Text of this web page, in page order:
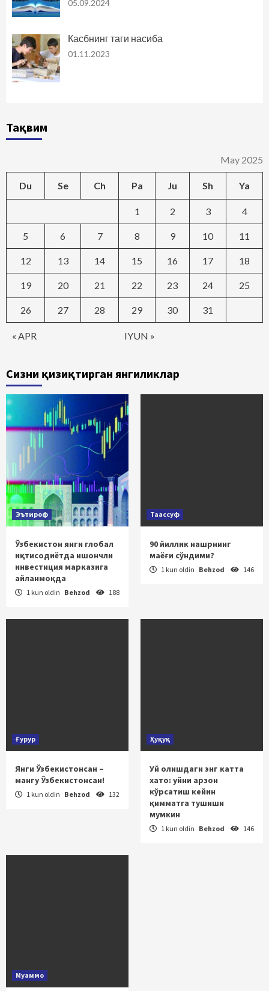
05.09.2024
Касбнинг таги насиба
01.11.2023
Тақвим
May 2025
Du Se Ch Pa Ju Sh Ya
« APR IYUN »
1 2 3 4
5 6 7 8 9 10 11
12 13 14 15 16 17 18
19 20 21 22 23 24 25
26 27 28 29 30 31
Сизни қизиқтирган янгиликлар
Эътироф
Ўзбекистон янги глобал
иқтисодиётда ишончли
инвестиция марказига
айланмоқда
1 kun oldin Behzod 188
Таассуф
90 йиллик нашрнинг
маёғи сўндими?
1 kun oldin Behzod 146
Ғурур
Янги Ўзбекистонсан –
мангу Ўзбекистонсан!
1 kun oldin Behzod 132
Ҳуқуқ
Уй олишдаги энг катта
хато: уйни арзон
кўрсатиш кейин
қимматга тушиши
мумкин
1 kun oldin Behzod 146
Муаммо